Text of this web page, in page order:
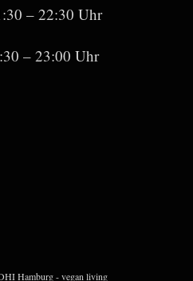
– 22:30 Uhr
– 23:00 Uhr
Hamburg - vegan living